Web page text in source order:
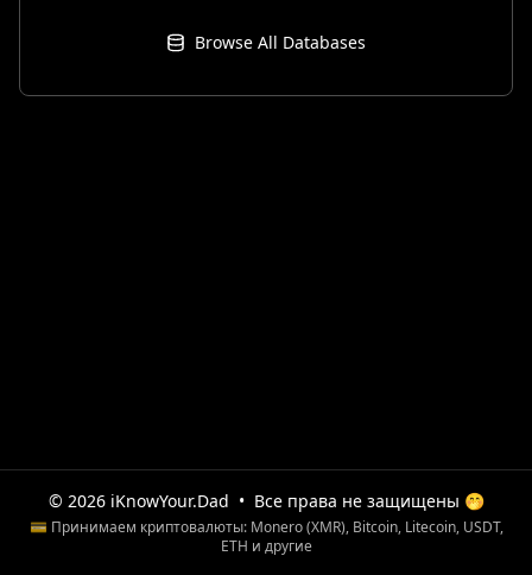
Browse All Databases
© 2026 iKnowYour.Dad • Все права не защищены 🤭
💳 Принимаем криптовалюты: Monero (XMR), Bitcoin, Litecoin, USDT,
ETH и другие